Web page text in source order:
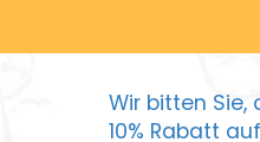
Wir bitten Sie,
10% Rabatt